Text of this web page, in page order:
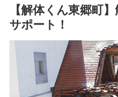
【解体くん東郷町
サポート！